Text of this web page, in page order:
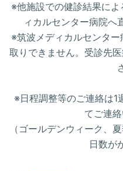
※他施設での健診結果に
ィカルセンター病院へ
※筑波メディカルセンタ
取りできません。受診先
※日程調整等のご連絡は1
てご連絡
（ゴールデンウィーク、
日数が